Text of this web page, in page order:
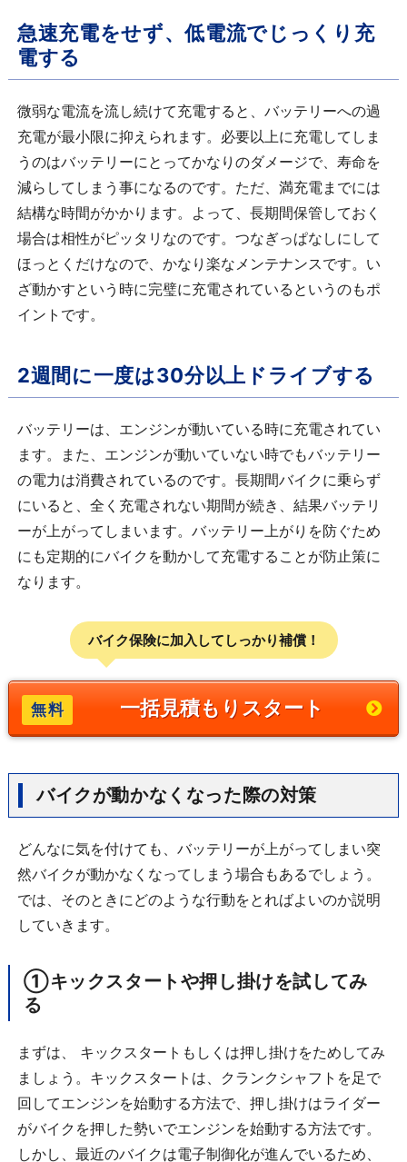
急速充電をせず、低電流でじっくり充
電する
微弱な電流を流し続けて充電すると、バッテリーへの過
充電が最小限に抑えられます。必要以上に充電してしま
うのはバッテリーにとってかなりのダメージで、寿命を
減らしてしまう事になるのです。ただ、満充電までには
結構な時間がかかります。よって、長期間保管しておく
場合は相性がピッタリなのです。つなぎっぱなしにして
ほっとくだけなので、かなり楽なメンテナンスです。い
ざ動かすという時に完璧に充電されているというのもポ
イントです。
2週間に一度は30分以上ドライブする
バッテリーは、エンジンが動いている時に充電されてい
ます。また、エンジンが動いていない時でもバッテリー
の電力は消費されているのです。長期間バイクに乗らず
にいると、全く充電されない期間が続き、結果バッテリ
ーが上がってしまいます。バッテリー上がりを防ぐため
にも定期的にバイクを動かして充電することが防止策に
なります。
バイク保険に加入してしっかり補償！
一括見積もりスタート
バイクが動かなくなった際の対策
どんなに気を付けても、バッテリーが上がってしまい突
然バイクが動かなくなってしまう場合もあるでしょう。
では、そのときにどのような行動をとればよいのか説明
していきます。
①キックスタートや押し掛けを試してみ
る
まずは、 キックスタートもしくは押し掛けをためしてみ
ましょう。キックスタートは、クランクシャフトを足で
回してエンジンを始動する方法で、押し掛けはライダー
がバイクを押した勢いでエンジンを始動する方法です。
しかし、最近のバイクは電子制御化が進んでいるため、